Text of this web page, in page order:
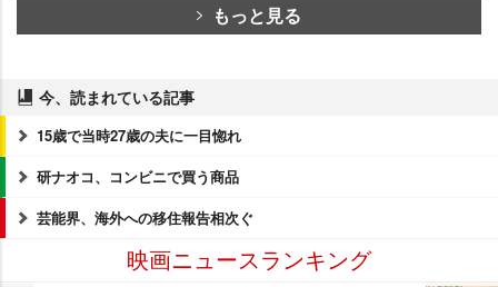
もっと見る
今、読まれている記事
15歳で当時27歳の夫に一目惚れ
研ナオコ、コンビニで買う商品
芸能界、海外への移住報告相次ぐ
映画ニュースランキング